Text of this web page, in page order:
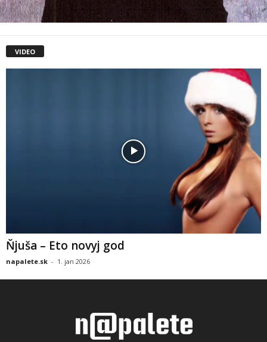
VIDEO
Ňjuša – Eto novyj god
napalete.sk - 1. jan 2026